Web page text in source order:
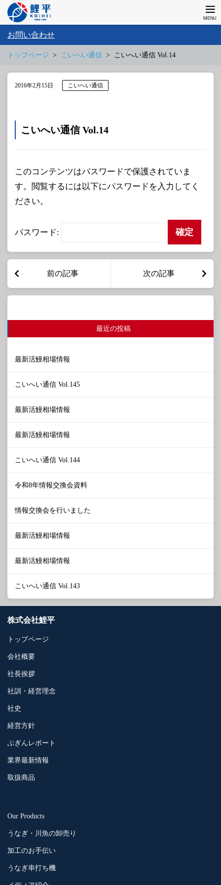
お問い合わせ
トップページ こいへい通信 こいへい通信 Vol.14
2016年2月15日 こいへい通信
こいへい通信 Vol.14
このコンテンツはパスワードで保護されていま
す。閲覧するには以下にパスワードを入力してく
ださい。
パスワード:
前の記事 次の記事
最近の投稿
最新活鰻相場情報
こいへい通信 Vol.145
最新活鰻相場情報
最新活鰻相場情報
こいへい通信 Vol.144
令和8年情報交換会資料
情報交換会を行いました
最新活鰻相場情報
最新活鰻相場情報
こいへい通信 Vol.143
株式会社鯉平
トップページ
会社概要
社長挨拶
社訓・経営理念
社史
経営方針
ぶぎんレポート
業界最新情報
取扱商品
Our Products
うなぎ・川魚の卸売り
加工のお手伝い
うなぎ串打ち機